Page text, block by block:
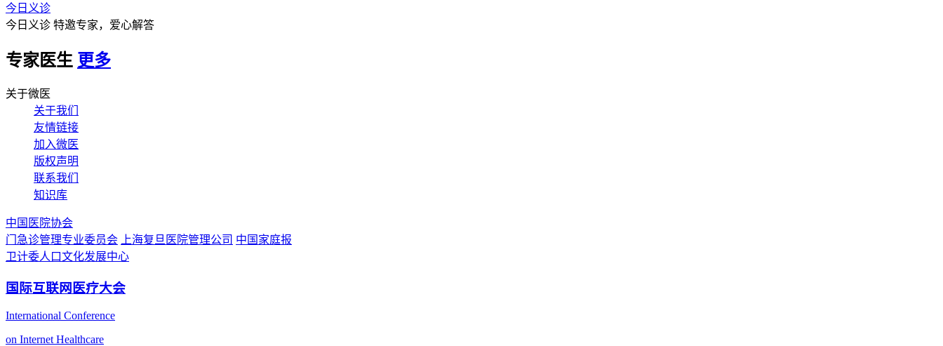
今日义诊
今日义诊 特邀专家，爱心解答
专家医生 更多
关于微医
关于我们
友情链接
加入微医
版权声明
联系我们
知识库
中国医院协会
门急诊管理专业委员会 上海复旦医院管理公司 中国家庭报
卫计委人口文化发展中心
国际互联网医疗大会
International Conference
on Internet Healthcare